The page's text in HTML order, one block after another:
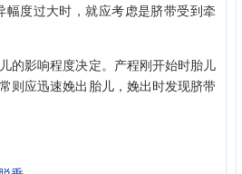
度过大时，就应考虑是脐带受到牵
影响程度决定。产程刚开始时胎儿
则应迅速娩出胎儿，娩出时发现脐带